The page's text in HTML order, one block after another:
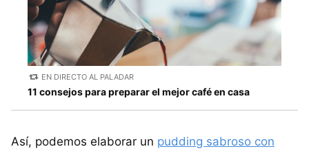
EN DIRECTO AL PALADAR
11 consejos para preparar el mejor café en casa
Así, podemos elaborar un pudding sabroso con